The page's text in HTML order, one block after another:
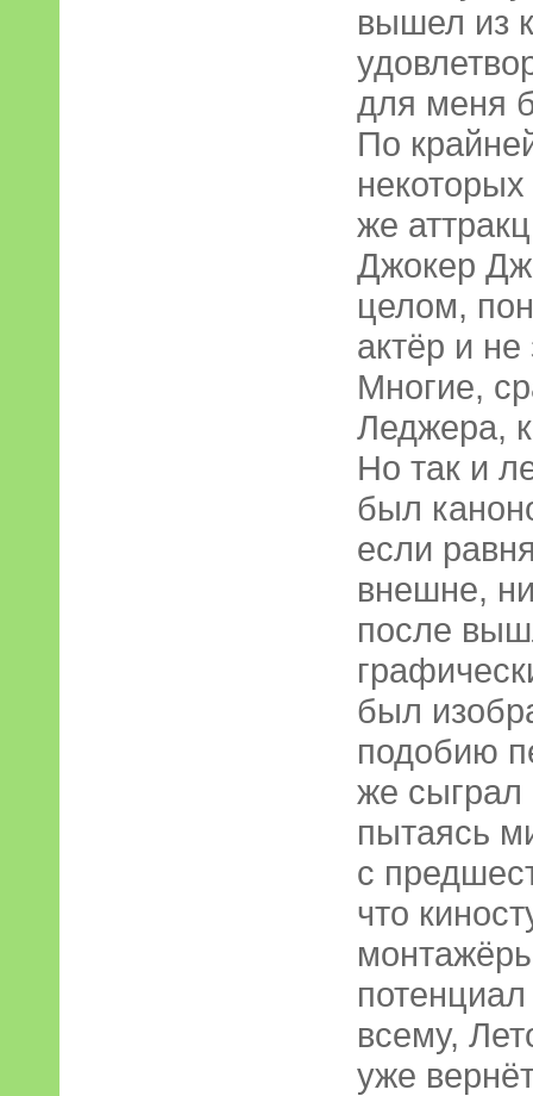
вышел из
для меня
По
же
Джокер
целом,
актёр и
Многие,
Леджера,
Но так и
был
если
внешне,
после
был
подобию
же
пытаясь
с
что
всему,
уже